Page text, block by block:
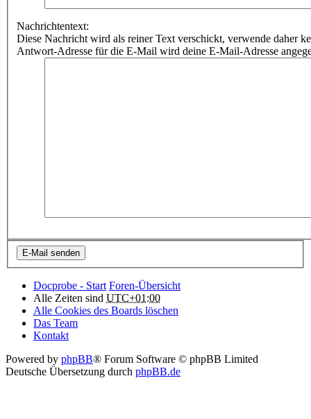
Nachrichtentext:
Diese Nachricht wird als reiner Text verschickt, verwende daher
Antwort-Adresse für die E-Mail wird deine E-Mail-Adresse
Docprobe - Start Foren-Übersicht
Alle Zeiten sind UTC+01:00
Alle Cookies des Boards löschen
Das Team
Kontakt
Powered by phpBB® Forum Software © phpBB Limited
Deutsche Übersetzung durch phpBB.de